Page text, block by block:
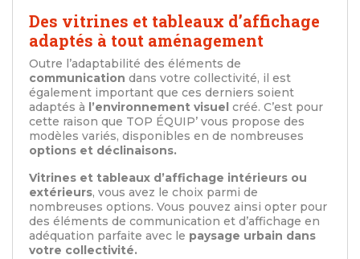
Des vitrines et tableaux d’affichage
adaptés à tout aménagement
Outre l’adaptabilité des éléments de
communication dans votre collectivité, il est
également important que ces derniers soient
adaptés à l’environnement visuel créé. C’est pour
cette raison que TOP ÉQUIP’ vous propose des
modèles variés, disponibles en de nombreuses
options et déclinaisons.
Vitrines et tableaux d’affichage intérieurs ou
extérieurs, vous avez le choix parmi de
nombreuses options. Vous pouvez ainsi opter pour
des éléments de communication et d’affichage en
adéquation parfaite avec le paysage urbain dans
votre collectivité.